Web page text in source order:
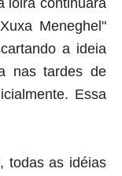
loira continuará
Meneghel"
a ideia
nas tardes de
Essa
todas as idéias